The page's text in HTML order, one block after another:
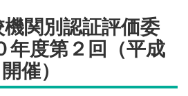
関別認証評価委
年度第２回（平成
催）